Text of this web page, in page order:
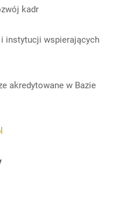
kadr
wspierających
w Bazie